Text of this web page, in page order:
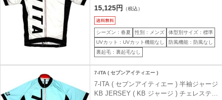
S
15,125円 （税込）
シーズン：春夏 性別：メンズ
体型別サイズ：標準
UVカット：UVカット機能なし
防風機能：防風なし
裏起毛：裏起毛なし
7-ITA ( セブンアイティエー )
7-ITA ( セブンアイティエー ) 半袖ジャージ
KB JERSEY ( KB ジャージ ) チェレステグ